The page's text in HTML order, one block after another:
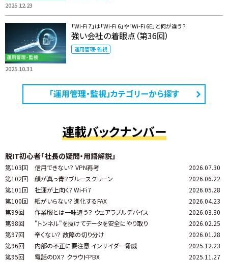
2025.12.23
2025.10.31
「Wi-Fi 7」は「Wi-Fi 6」や「Wi-Fi 6E」と何が違う？
強い会社の着眼点（第36回）
運用管理・監視
「運用管理・監視」カテゴリーから探す
連載バックナンバー
脱IT初心者「社長の疑問・用語解説」
第103回 信用できない？ VPN再考
2026.07.30
第102回
顔が真っ青？ブルースクリーン
2026.06.22
第101回
社運が上向く? Wi-Fi7
2026.05.28
第100回
紙がいらない? 進化するFAX
2026.04.23
第99回
作業服とは一味違う？ ウェアラブルデバイス
2026.03.30
第98回
"トンネル"を抜けてデータを安全にやり取り
2026.02.25
第97回
辛くない？ 故障の切り分け
2026.01.28
第96回
内部の不正に要注意 インサイダー脅威
2025.12.23
第95回
電話のDX？ クラウドPBX
2025.11.27